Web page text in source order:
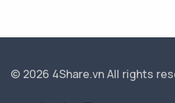
© 2026 4Share.vnAll rights